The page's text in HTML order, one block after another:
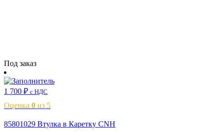
Под заказ
1 700 ₽ с НДС
Оценка 0 из 5
85801029 Втулка в Каретку CNH